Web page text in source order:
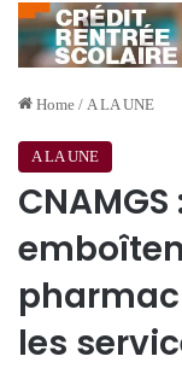
Home / A LA UNE
A LA UNE
les